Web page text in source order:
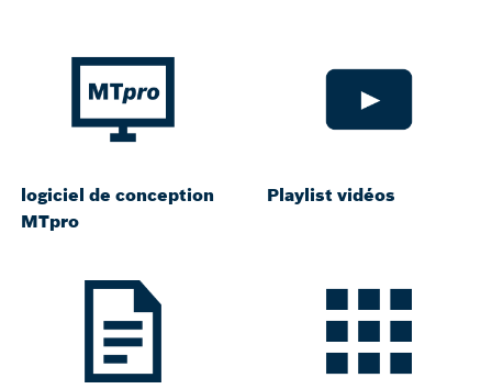
logiciel de conception
MTpro
Playlist vidéos